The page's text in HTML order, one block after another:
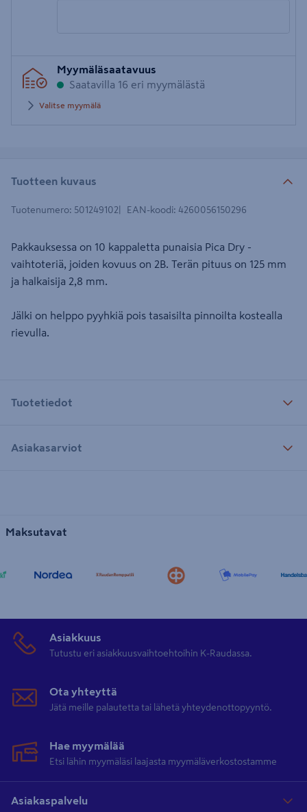
postinumero
Myymäläsaatavuus
Saatavilla 16 eri myymälästä
Valitse myymälä
Tuotteen kuvaus
Tuotenumero: 501249102 EAN-koodi: 4260056150296
Pakkauksessa on 10 kappaletta punaisia Pica Dry -
vaihtoteriä, joiden kovuus on 2B. Terän pituus on 125 mm
ja halkaisija 2,8 mm.
Jälki on helppo pyyhkiä pois tasaisilta pinnoilta kostealla
rievulla.
Tuotetiedot
Asiakasarviot
Maksutavat
Asiakkuus
Tutustu eri asiakkuusvaihtoehtoihin K-Raudassa.
Ota yhteyttä
Jätä meille palautetta tai lähetä yhteydenottopyyntö.
Hae myymälää
Etsi lähin myymäläsi laajasta myymäläverkostostamme
Asiakaspalvelu